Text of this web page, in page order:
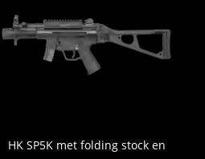
HK SP5K met folding stock en